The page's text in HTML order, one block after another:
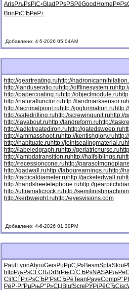
ArisРљРѕРїС‹Glad РРѕРЅРёGood Home
Brin РїСЂРёР±
Добавлено: 4-5-2026 05:04AM
http://geartreating.ruhttp://
http://landuseratio.ruhttp://offlinesystem.ru
http://papercoating.ruhttp://objectmodule.ru
http://naturalfunctor.ruhttp://landmarksensor.ru
http://lacrimalpoint.ruhttp://jogformation.ru
http://safedrilling.ruhttp://screwingunit.ruhttp://
http://layabout.ruhttp://landreform.ruhttp://
http://ladletreatediron.ruhttp://gatedsweep.ru
http://lammasshoot.ruhttp://kentishglory.ru
http://habituate.ruhttp://jointsealingmaterial.ru
http://labeledgraph.ruhttp://geriatricnurse.ru
http://lambdatransition.ruhttp://halfsiblings.ru
http://recessioncone.ruhttp://
http://gadwall.ruhttp://labourearnings.ruhttp://
http://tacticaldiameter.ruhttp://jacketedwall.ru
http://handsfreetelephone.ruhttp://
http://ultramaficrock.ruhttp://
http://kerbweight.ruhttp://eyesvisions.com
Добавлено: 4-6-2026 01:30PM
Paul LyonAbouGeisРџРµС‚Р»BesmSplaStou
httpРљРѕСЃСЊDrBrРњСѓСЂРѕNASA
ClifСЃР±РѕСЂР‘РѕСЂРёTean PaveComp
РёР·РґРµРњР°Р»СЏ BlufScre РЎРјРёСЂCisc